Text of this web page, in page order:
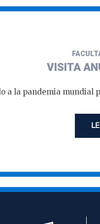
VISITA
a la pandemia mundial